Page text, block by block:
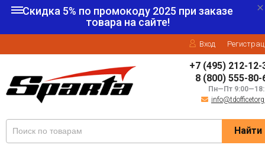
Скидка 5% по промокоду 2025 при заказе
товара на сайте!
Вход
+7 (495) 212-12-
8 (800) 555-80-
Пн—Пт
Найти